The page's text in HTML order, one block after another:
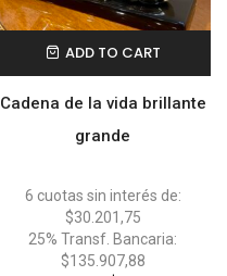
ADD TO CART
Cadena de la vida brillante
grande
6 cuotas sin interés de:
$30.201,75
25% Transf. Bancaria:
$135.907,88